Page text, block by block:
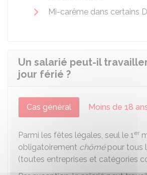
Mi-carême dans certains
Un salarié peut-il
jour férié ?
Cas général Moins de 18
Parmi les fêtes légales, seul le 1er
obligatoirement chômépour tous
(toutes entreprises et catégories